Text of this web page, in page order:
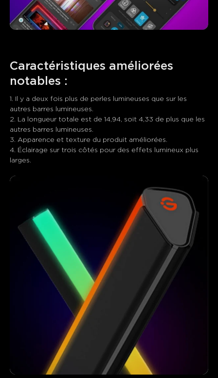
Caractéristiques améliorées
notables :
1. Il y a deux fois plus de perles lumineuses que sur les
autres barres lumineuses.
2. La longueur totale est de 14,94, soit 4,33 de plus que les
autres barres lumineuses.
3. Apparence et texture du produit améliorées.
4. Éclairage sur trois côtés pour des effets lumineux plus
larges.